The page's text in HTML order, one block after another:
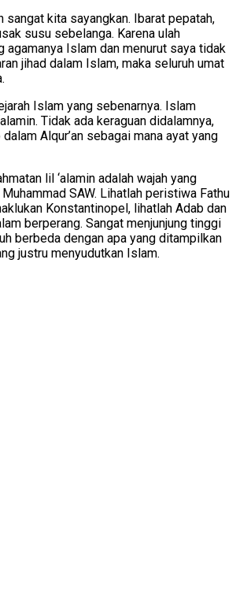
sangat kita sayangkan. Ibarat pepatah,
susu sebelanga. Karena ulah
agamanya Islam dan menurut saya tidak
jihad dalam Islam, maka seluruh umat
Islam yang sebenarnya. Islam
Tidak ada keraguan didalamnya,
Alqur’an sebagai mana ayat yang
lil ‘alamin adalah wajah yang
SAW. Lihatlah peristiwa Fathu
Konstantinopel, lihatlah Adab dan
berperang. Sangat menjunjung tinggi
berbeda dengan apa yang ditampilkan
justru menyudutkan Islam.